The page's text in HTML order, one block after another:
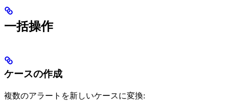
一括操作
ケースの作成
複数のアラートを新しいケースに変換: